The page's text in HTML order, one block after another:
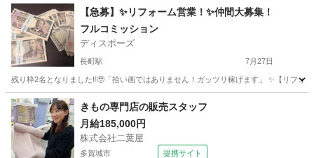
宮城 仙台市 南仙台駅 やる気
【急募】✨リフォーム営業！✨仲間大募集！
フルコミッション
ディスポーズ
長町駅 7月27日
残り枠2名となりました‼︎🥹「拾い画ではありません！ガッツリ稼げます」 ✨【リフ
宮城 仙台市 長町駅 営業 やる気
きもの専門店の販売スタッフ
月給185,000円
株式会社二葉屋
多賀城市 提携サイト